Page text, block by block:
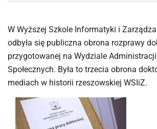
W Wyższej Szkole Informatyki i
odbyła się publiczna obrona rozprawy
przygotowanej na Wydziale
Społecznych. Była to trzecia obrona
mediach w historii rzeszowskiej WSIiZ.